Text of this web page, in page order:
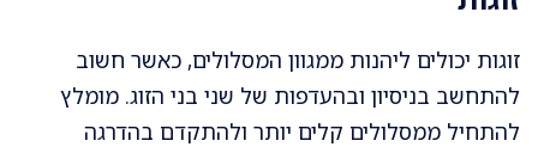
זוגות יכולים ליהנות ממגוון המסלולים, כאשר חשוב
להתחשב בניסיון ובהעדפות של שני בני הזוג. מומלץ
להתחיל ממסלולים קלים יותר ולהתקדם בהדרגה